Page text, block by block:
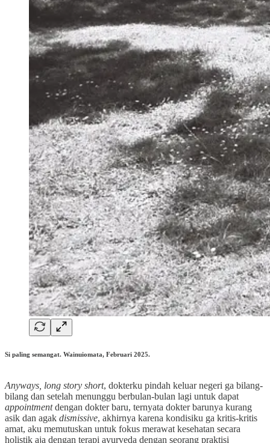
Si paling semangat. Wainuiomata, Februari 2025.
Anyways, long story short, dokterku pindah keluar negeri ga bilang-
bilang dan setelah menunggu berbulan-bulan lagi untuk dapat
appointmentdengan dokter baru, ternyata dokter barunya kurang
asik dan agak dismissive, akhirnya karena kondisiku ga kritis-kritis
amat, aku memutuskan untuk fokus merawat kesehatan secara
holistik aja dengan terapi ayurveda dengan seorang praktisi